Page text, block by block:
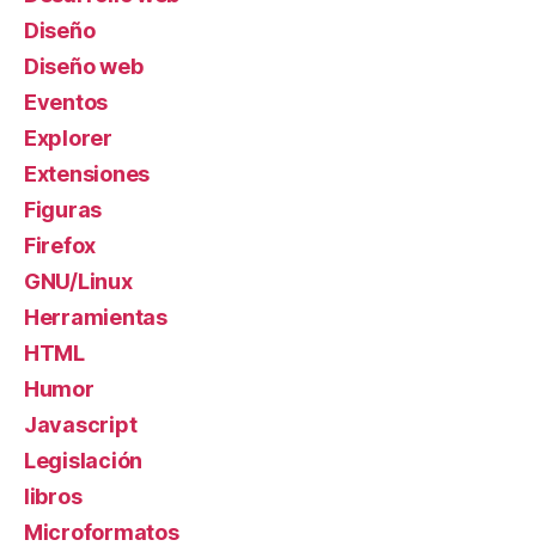
Diseño
Diseño web
Eventos
Explorer
Extensiones
Figuras
Firefox
GNU/Linux
Herramientas
HTML
Humor
Javascript
Legislación
libros
Microformatos